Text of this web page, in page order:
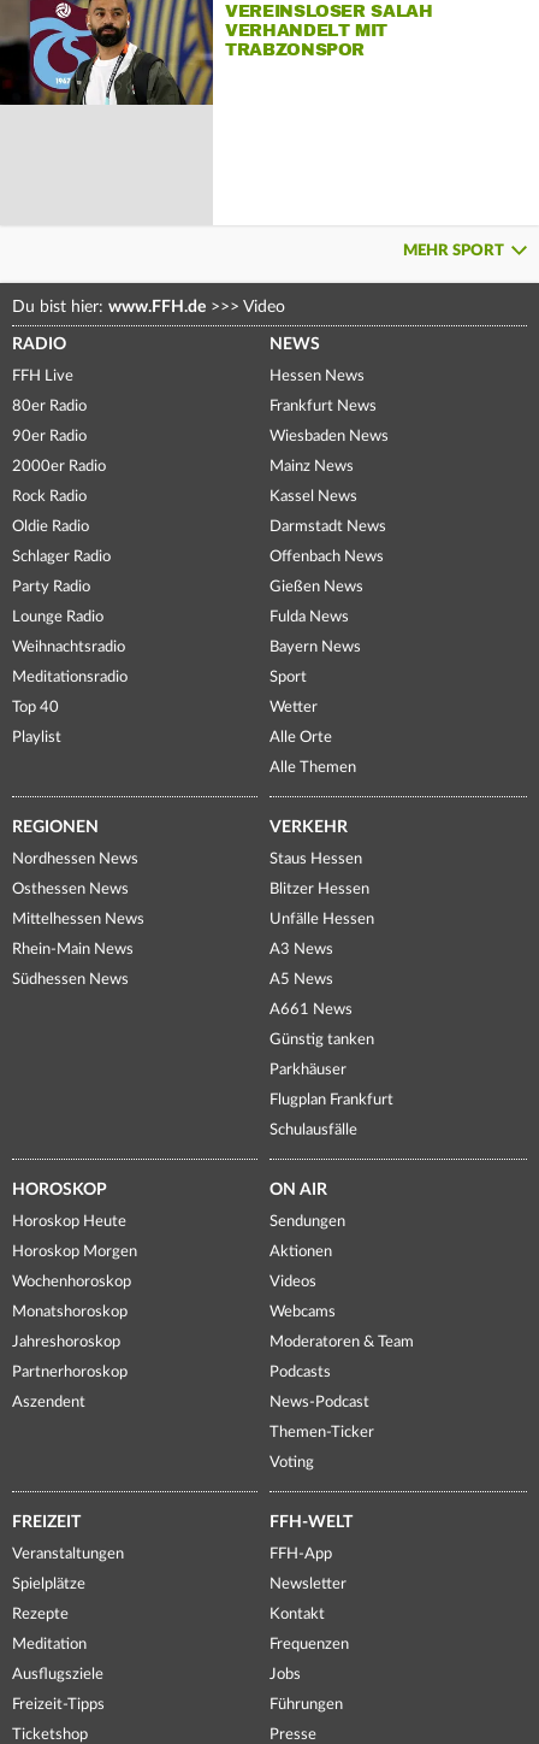
VEREINSLOSER SALAH
VERHANDELT MIT
TRABZONSPOR
MEHR SPORT
Du bist hier: www.FFH.de >>> Video
RADIO
FFH Live
80er Radio
90er Radio
2000er Radio
Rock Radio
Oldie Radio
Schlager Radio
Party Radio
Lounge Radio
Weihnachtsradio
Meditationsradio
Top 40
Playlist
NEWS
Hessen News
Frankfurt News
Wiesbaden News
Mainz News
Kassel News
Darmstadt News
Offenbach News
Gießen News
Fulda News
Bayern News
Sport
Wetter
Alle Orte
Alle Themen
REGIONEN
Nordhessen News
Osthessen News
Mittelhessen News
Rhein-Main News
Südhessen News
VERKEHR
Staus Hessen
Blitzer Hessen
Unfälle Hessen
A3 News
A5 News
A661 News
Günstig tanken
Parkhäuser
Flugplan Frankfurt
Schulausfälle
HOROSKOP
Horoskop Heute
Horoskop Morgen
Wochenhoroskop
Monatshoroskop
Jahreshoroskop
Partnerhoroskop
Aszendent
ON AIR
Sendungen
Aktionen
Videos
Webcams
Moderatoren & Team
Podcasts
News-Podcast
Themen-Ticker
Voting
FREIZEIT
Veranstaltungen
Spielplätze
Rezepte
Meditation
Ausflugsziele
Freizeit-Tipps
Ticketshop
FFH-WELT
FFH-App
Newsletter
Kontakt
Frequenzen
Jobs
Führungen
Presse